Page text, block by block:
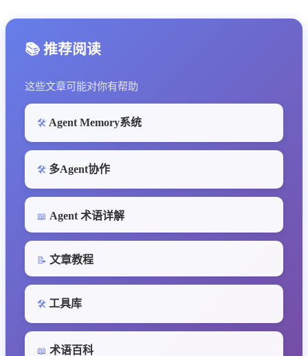
📚 推荐阅读
这些文章可能对你有帮助
🛠️ Agent Memory系统
🛠️ 多Agent协作
📖 Agent 术语详解
📝 文章教程
🛠️ 工具库
📖 术语百科